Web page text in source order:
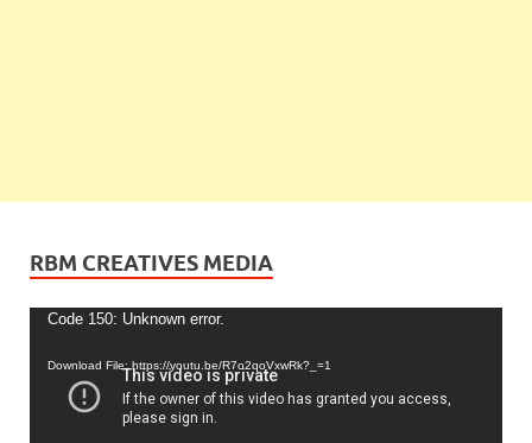
RBM CREATIVES MEDIA
Video
Code 150: Unknown error.
Download File: https://youtu.be/R7o2qoVxwRk?_=1